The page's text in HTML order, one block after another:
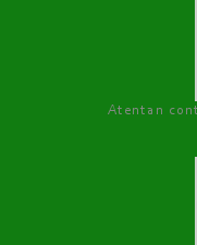
Atentan